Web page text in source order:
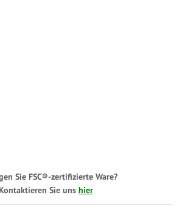
Sie FSC®-zertifizierte Ware?
Sie uns hier